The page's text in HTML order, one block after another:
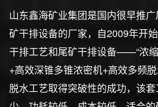
山东鑫海矿业集团是国内很早推
矿干排设备的厂家，自2009年开
干排工艺和尾矿干排设备——“浓
+高效深锥多锥浓密机+高效多频
脱水工艺取得突破性的成功，该